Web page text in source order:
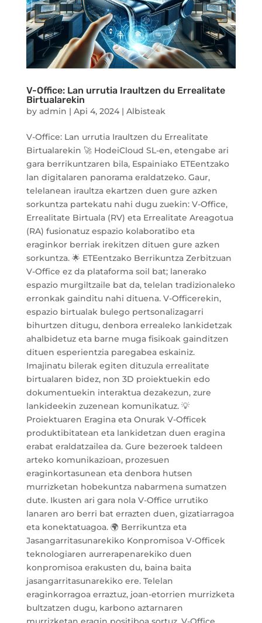
V-Office: Lan urrutia Iraultzen du Errealitate
Birtualarekin
by admin | Api 4, 2024| Albisteak
V-Office: Lan urrutia Iraultzen du Errealitate
Birtualarekin 🚀 HodeiCloud SL-en, etengabe ari
gara berrikuntzaren bila, Espainiako ETEentzako
lan digitalaren panorama eraldatzeko. Gaur,
telelanean iraultza ekartzen duen gure azken
sorkuntza partekatu nahi dugu zuekin: V-Office,
Errealitate Birtuala (RV) eta Errealitate Areagotua
(RA) fusionatuz espazio kolaboratibo eta
eraginkor berriak irekitzen dituen gure azken
sorkuntza. 🌟 ETEentzako Berrikuntza Zerbitzuan
V-Office ez da plataforma soil bat; lanerako
espazio murgiltzaile bat da, telelan tradizionaleko
erronkak gainditu nahi dituena. V-Officerekin,
espazio birtualak bulego pertsonalizagarri
bihurtzen ditugu, denbora errealeko lankidetzak
ahalbidetuz eta barne muga fisikoak gainditzen
dituen esperientzia paregabea eskainiz.
Imajinatu bilerak egiten dituzula errealitate
birtualaren bidez, non 3D proiektuekin edo
dokumentuekin interaktua dezakezun, zure
lankideekin zuzenean komunikatuz. 💡
Proiektuaren Eragina eta Onurak V-Officek
produktibitatean eta lankidetzan duen eragina
erabat eraldatzailea da. Gure bezeroek taldeen
arteko komunikazioan, prozesuen
eraginkortasunean eta denbora hutsen
murrizketan hobekuntza nabarmena sumatzen
dute. Ikusten ari gara nola V-Office urrutiko
lanaren aro berri bat errazten duen, gizatiarragoa
eta konektatuagoa. 🌍 Berrikuntza eta
Jasangarritasunarekiko Konpromisoa V-Officek
teknologiaren aurrerapenarekiko duen
konpromisoa erakusten du, baina baita
jasangarritasunarekiko ere. Telelan
eraginkorragoa erraztuz, joan-etorrien murrizketa
bultzatzen dugu, karbono aztarnaren